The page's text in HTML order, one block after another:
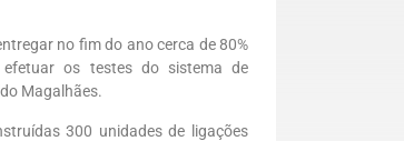
no fim do ano cerca de 80%
os testes do sistema de
Magalhães.
300 unidades de ligações